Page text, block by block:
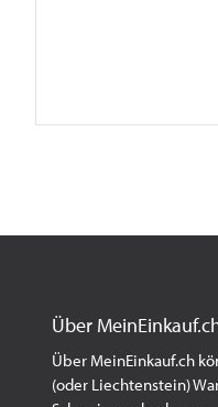
Über
Über MeinEinkauf.ch
(oder Liechtenstein)